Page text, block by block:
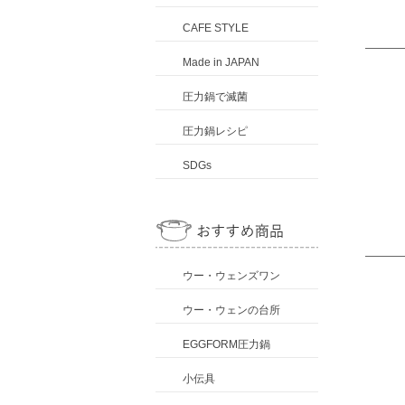
CAFE STYLE
Made in JAPAN
圧力鍋で滅菌
圧力鍋レシピ
SDGs
ウー・ウェンズワン
ウー・ウェンの台所
EGGFORM圧力鍋
小伝具